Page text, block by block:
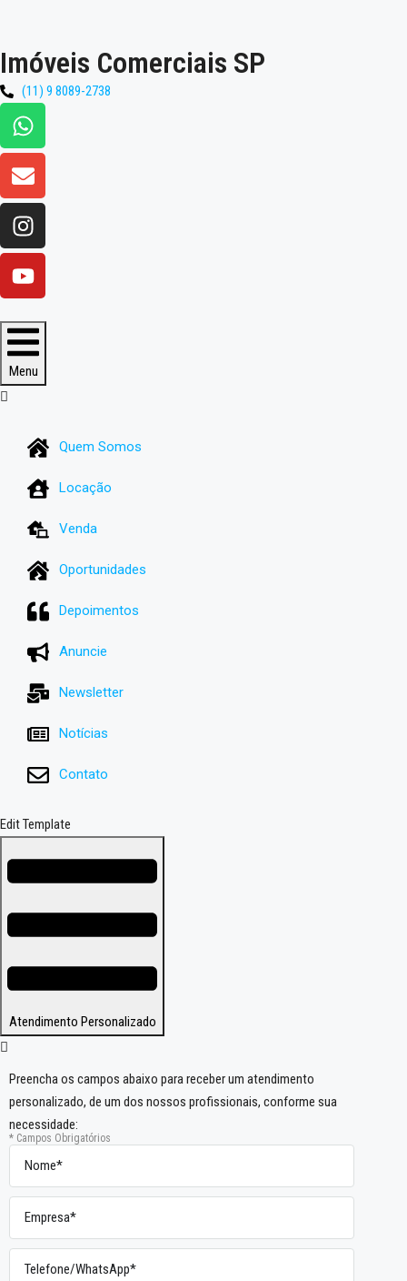
Imóveis Comerciais SP
(11) 9 8089-2738
Menu
Quem Somos
Locação
Venda
Oportunidades
Depoimentos
Anuncie
Newsletter
Notícias
Contato
Edit Template
Atendimento Personalizado
Preencha os campos abaixo para receber um atendimento
personalizado, de um dos nossos profissionais, conforme sua
necessidade:
* Campos Obrigatórios